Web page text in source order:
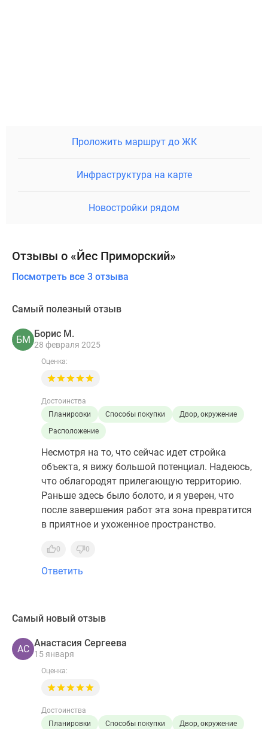
Проложить маршрут до ЖК
Инфраструктура на карте
Новостройки рядом
Отзывы о «Йес Приморский»
Посмотреть все 3 отзыва
Самый полезный отзыв
БМ
Борис М.
28 февраля 2025
Оценка:
Достоинства
Планировки
Способы покупки
Двор, окружение
Расположение
Несмотря на то, что сейчас идет стройка
объекта, я вижу большой потенциал. Надеюсь,
что облагородят прилегающую территорию.
Раньше здесь было болото, и я уверен, что
после завершения работ эта зона превратится
в приятное и ухоженное пространство.
0 0
Ответить
Самый новый отзыв
АС
Анастасия Сергеева
15 января
Оценка:
Достоинства
Планировки
Способы покупки
Двор, окружение